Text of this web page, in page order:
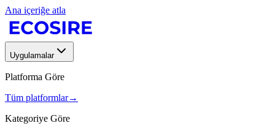
Ana içeriğe atla
Uygulamalar
Platforma Göre
Tüm platformlar→
Kategoriye Göre